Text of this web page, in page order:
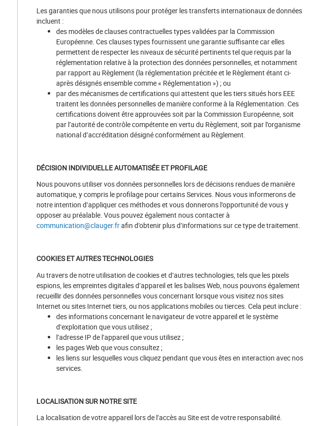
Les garanties que nous utilisons pour protéger les transferts internationaux de données
incluent :
des modèles de clauses contractuelles types validées par la Commission
Européenne. Ces clauses types fournissent une garantie suffisante car elles
permettent de respecter les niveaux de sécurité pertinents tel que requis par la
réglementation relative à la protection des données personnelles, et notamment
par rapport au Règlement (la réglementation précitée et le Règlement étant ci-
après désignés ensemble comme « Réglementation ») ; ou
par des mécanismes de certifications qui attestent que les tiers situés hors EEE
traitent les données personnelles de manière conforme à la Réglementation. Ces
certifications doivent être approuvées soit par la Commission Européenne, soit
par l’autorité de contrôle compétente en vertu du Règlement, soit par l’organisme
national d’accréditation désigné conformément au Règlement.
DÉCISION INDIVIDUELLE AUTOMATISÉE ET PROFILAGE
Nous pouvons utiliser vos données personnelles lors de décisions rendues de manière
automatique, y compris le profilage pour certains Services. Nous vous informerons de
notre intention d’appliquer ces méthodes et vous donnerons l’opportunité de vous y
opposer au préalable. Vous pouvez également nous contacter à
communication@clauger.frafin d’obtenir plus d’informations sur ce type de traitement.
COOKIES ET AUTRES TECHNOLOGIES
Au travers de notre utilisation de cookies et d’autres technologies, tels que les pixels
espions, les empreintes digitales d’appareil et les balises Web, nous pouvons également
recueillir des données personnelles vous concernant lorsque vous visitez nos sites
Internet ou sites Internet tiers, ou nos applications mobiles ou tierces. Cela peut inclure :
des informations concernant le navigateur de votre appareil et le système
d’exploitation que vous utilisez ;
l’adresse IP de l’appareil que vous utilisez ;
les pages Web que vous consultez ;
les liens sur lesquelles vous cliquez pendant que vous êtes en interaction avec nos
services.
LOCALISATION SUR NOTRE SITE
La localisation de votre appareil lors de l’accès au Site est de votre responsabilité.